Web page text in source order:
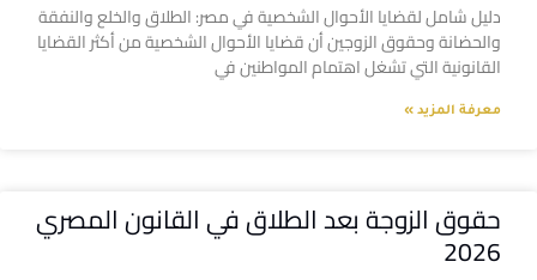
دليل شامل لقضايا الأحوال الشخصية في مصر: الطلاق والخلع والنفقة
والحضانة وحقوق الزوجين أن قضايا الأحوال الشخصية من أكثر القضايا
القانونية التي تشغل اهتمام المواطنين في
معرفة المزيد »
حقوق الزوجة بعد الطلاق في القانون المصري
2026